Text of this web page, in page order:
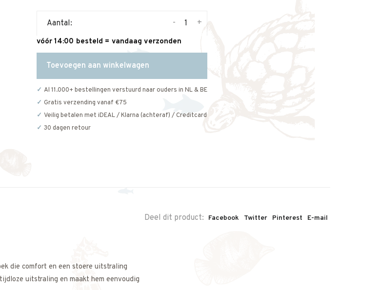
Aantal: +
-
vóór 14:00 besteld = vandaag verzonden
Toevoegen aan winkelwagen
Al 11.000+ bestellingen verstuurd naar ouders in NL & BE
Gratis verzending vanaf €75
Veilig betalen met iDEAL / Klarna (achteraf) / Creditcard
30 dagen retour
Deel dit product: Facebook Twitter Pinterest E-mail
die comfort en een stoere uitstraling
uitstraling en maakt hem eenvoudig